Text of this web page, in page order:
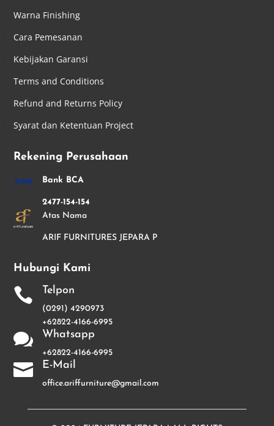
Warna Finishing
Cara Pemesanan
Kebijakan Garansi
Terms and Conditions
Refund and Returns Policy
Syarat dan Ketentuan Project
Rekening Perusahaan
Bank BCA
2477-154-154
Atas Nama
ARIF FURNITURES JEPARA P
Hubungi Kami
 Telpon
(0291) 4290973
+62822-4166-6995
 Whatsapp
+62822-4166-6995
 E-Mail
office.ariffurniture@gmail.com